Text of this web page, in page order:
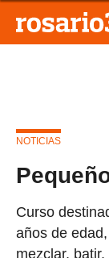
NOTICIAS
Curso
años de
mezclar,